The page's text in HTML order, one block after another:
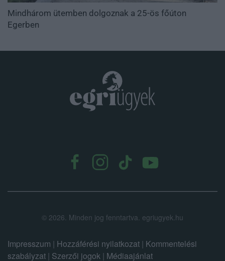
Mindhárom ütemben dolgoznak a 25-ös főúton
Egerben
© 2026. Minden jog fenntartva. egriugyek.hu
Impresszum | Hozzáférési nyilatkozat | Kommentelési
szabályzat | Szerzői jogok | Médiaajánlat